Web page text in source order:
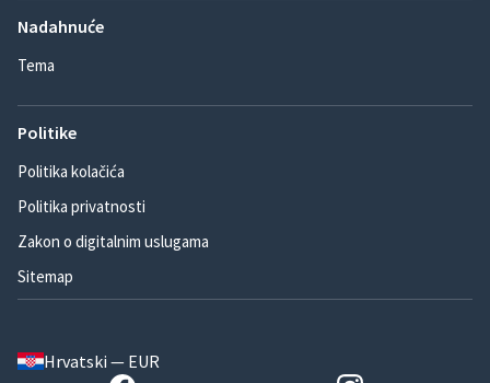
Nadahnuće
Tema
Politike
Politika kolačića
Politika privatnosti
Zakon o digitalnim uslugama
Sitemap
Hrvatski — EUR